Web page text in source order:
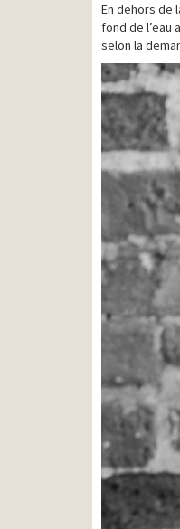
En dehors de
fond de
selon la